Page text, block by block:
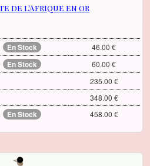
de l'Afrique en or
En Stock
46.00 €
En Stock
60.00 €
235.00 €
348.00 €
En Stock 458.00 €